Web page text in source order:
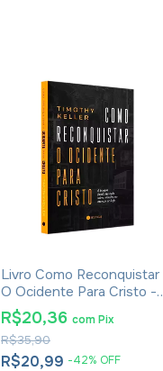
Livro Como Reconquistar
O Ocidente Para Cristo -
Timothy Keller
R$20,99 -42% OFF
R$35,90
R$20,36 comPix